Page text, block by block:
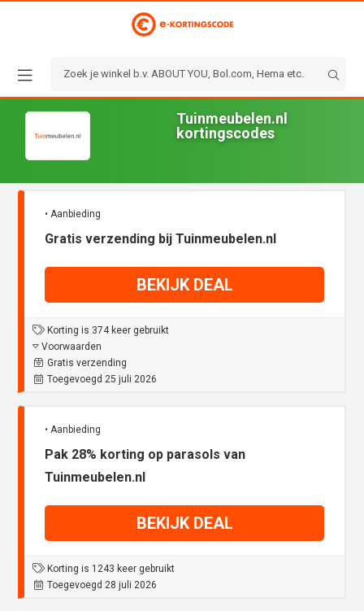
Tuinmeubelen.nl
kortingscodes
• Aanbieding
Gratis verzending bij Tuinmeubelen.nl
BEKIJK DEAL
Korting is 374 keer gebruikt
Voorwaarden
Gratis verzending
Toegevoegd 25 juli 2026
• Aanbieding
Pak 28% korting op parasols van
Tuinmeubelen.nl
BEKIJK DEAL
Korting is 1243 keer gebruikt
Toegevoegd 28 juli 2026